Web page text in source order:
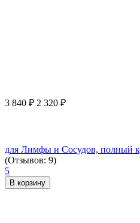
3 840 ₽ 2 320 ₽
для Лимфы и Сосудов, полный
(Отзывов: 9)
5
В корзину